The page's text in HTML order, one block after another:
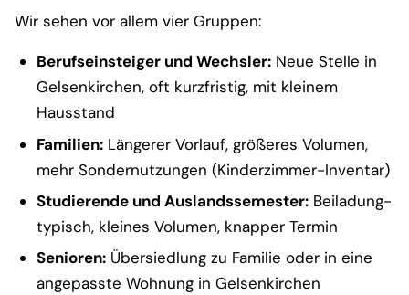
Wir sehen vor allem vier Gruppen:
Berufseinsteiger und Wechsler: Neue Stelle in
Gelsenkirchen, oft kurzfristig, mit kleinem
Hausstand
Familien: Längerer Vorlauf, größeres Volumen,
mehr Sondernutzungen (Kinderzimmer-Inventar)
Studierende und Auslandssemester: Beiladung-
typisch, kleines Volumen, knapper Termin
Senioren: Übersiedlung zu Familie oder in eine
angepasste Wohnung in Gelsenkirchen